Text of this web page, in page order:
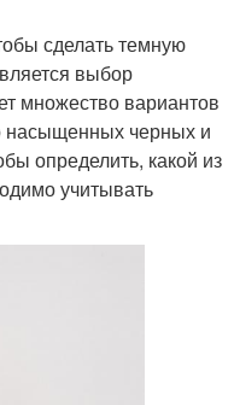
сделать темную
выбор
множество вариантов
насыщенных черных и
определить, какой из
учитывать